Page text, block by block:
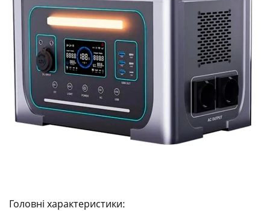
Головні характеристики: